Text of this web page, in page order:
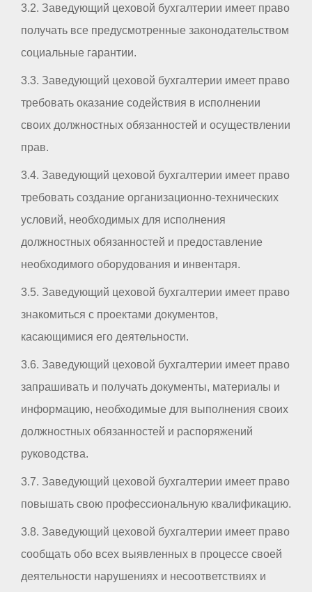
3.2. Заведующий цеховой бухгалтерии имеет право
получать все предусмотренные законодательством
социальные гарантии.
3.3. Заведующий цеховой бухгалтерии имеет право
требовать оказание содействия в исполнении
своих должностных обязанностей и осуществлении
прав.
3.4. Заведующий цеховой бухгалтерии имеет право
требовать создание организационно-технических
условий, необходимых для исполнения
должностных обязанностей и предоставление
необходимого оборудования и инвентаря.
3.5. Заведующий цеховой бухгалтерии имеет право
знакомиться с проектами документов,
касающимися его деятельности.
3.6. Заведующий цеховой бухгалтерии имеет право
запрашивать и получать документы, материалы и
информацию, необходимые для выполнения своих
должностных обязанностей и распоряжений
руководства.
3.7. Заведующий цеховой бухгалтерии имеет право
повышать свою профессиональную квалификацию.
3.8. Заведующий цеховой бухгалтерии имеет право
сообщать обо всех выявленных в процессе своей
деятельности нарушениях и несоответствиях и